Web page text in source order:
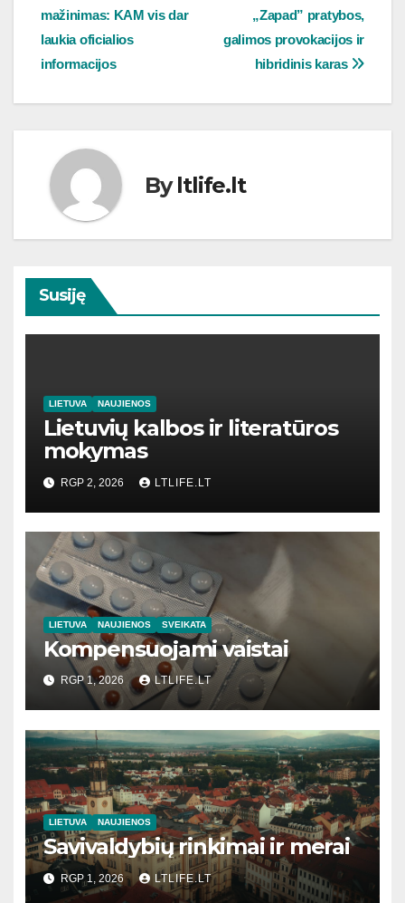
tarp
įrašų
„Zapad” pratybos,
galimos provokacijos ir
hibridinis karas
mažinimas: KAM vis dar
laukia oficialios
informacijos
Byltlife.lt
Susiję
LIETUVA NAUJIENOS
Lietuvių kalbos ir literatūros
mokymas
RGP 2, 2026 LTLIFE.LT
LIETUVA NAUJIENOS SVEIKATA
Kompensuojami vaistai
RGP 1, 2026 LTLIFE.LT
LIETUVA NAUJIENOS
Savivaldybių rinkimai ir merai
RGP 1, 2026 LTLIFE.LT